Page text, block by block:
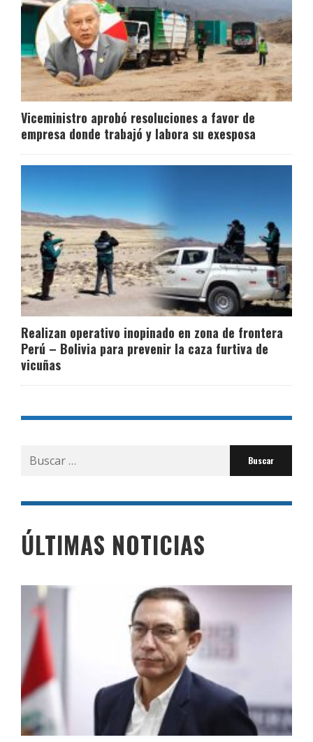
Viceministro aprobó resoluciones a favor de
empresa donde trabajó y labora su exesposa
Realizan operativo inopinado en zona de frontera
Perú – Bolivia para prevenir la caza furtiva de
vicuñas
Buscar
por:
ÚLTIMAS NOTICIAS